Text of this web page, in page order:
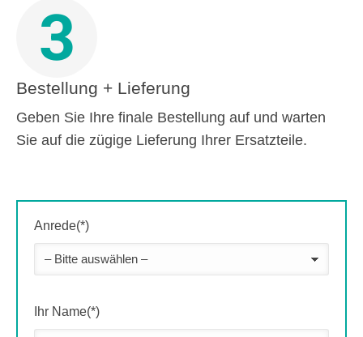
3
Bestellung + Lieferung
Geben Sie Ihre finale Bestellung auf und warten
Sie auf die zügige Lieferung Ihrer Ersatzteile.
Anrede(*)
Ihr Name(*)